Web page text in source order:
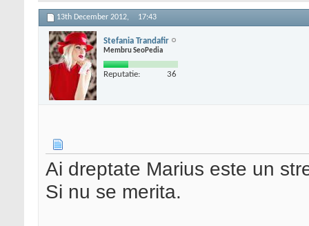
13th December 2012, 17:43
Stefania Trandafir
Membru SeoPedia
Reputatie: 36
Ai dreptate Marius este un
Si nu se merita.